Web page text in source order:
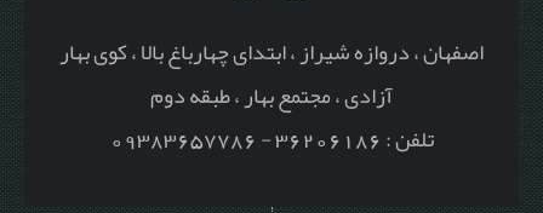
اصفهان ، دروازه شیراز ، ابتدای چهارباغ بالا ، کوی بهار
آزادی ، مجتمع بهار ، طبقه دوم
تلفن : 36206186 - 09383657786